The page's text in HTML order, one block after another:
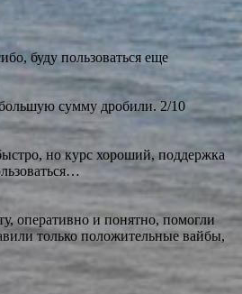
буду пользоваться еще
сумму дробили. 2/10
но курс хороший, поддержка
оперативно и понятно, помогли
только положительные вайбы,